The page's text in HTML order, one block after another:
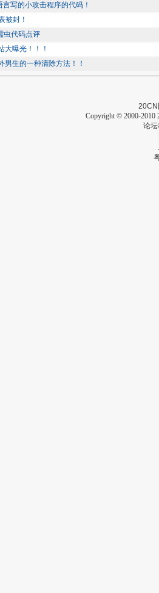
言写的小攻击程序的代码！
被封！
虫代码点评
大曝光！！！
男生的一种清除方法！！
20CN
Copyright © 2000-2010
论